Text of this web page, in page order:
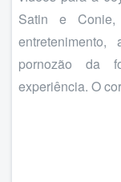
Satin e
pornozão da
experiência. O